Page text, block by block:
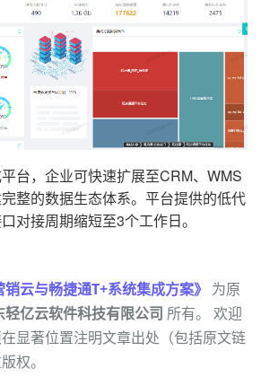
台，企业可快速扩展至CRM、WMS
整的数据生态体系。平台提供的低代
对接周期缩短至3个工作日。
销云与畅捷通T+系统集成方案》 为原
轻亿云软件科技有限公司 所有。 欢迎
显著位置注明文章出处（包括原文链
权。